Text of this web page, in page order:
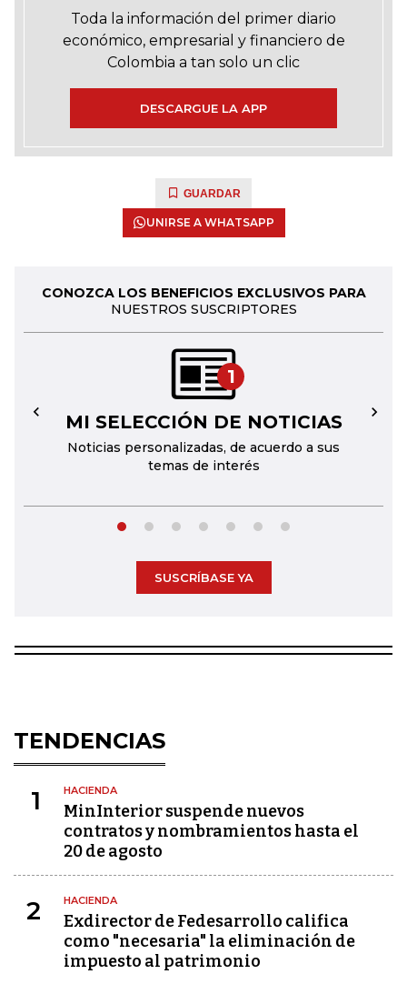
Toda la información del primer diario
económico, empresarial y financiero de
Colombia a tan solo un clic
DESCARGUE LA APP
GUARDAR
UNIRSE A WHATSAPP
CONOZCA LOS BENEFICIOS EXCLUSIVOS PARA
NUESTROS SUSCRIPTORES
1
MI SELECCIÓN DE NOTICIAS
Noticias personalizadas, de acuerdo a sus
temas de interés
← →
SUSCRÍBASE YA
TENDENCIAS
1 HACIENDA
MinInterior suspende nuevos
contratos y nombramientos hasta el
20 de agosto
2 HACIENDA
Exdirector de Fedesarrollo califica
como "necesaria" la eliminación de
impuesto al patrimonio